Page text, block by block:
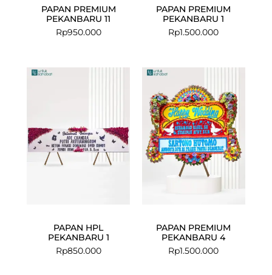
PAPAN PREMIUM
PEKANBARU 11
Rp950.000
PAPAN PREMIUM
PEKANBARU 1
Rp1.500.000
PAPAN HPL
PEKANBARU 1
Rp850.000
PAPAN PREMIUM
PEKANBARU 4
Rp1.500.000